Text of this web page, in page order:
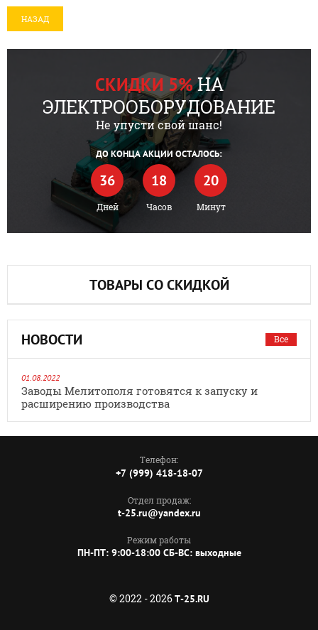
НАЗАД
СКИДКИ 5%НА
ЭЛЕКТРООБОРУДОВАНИЕ
Не упусти свой шанс!
ДО КОНЦА АКЦИИ ОСТАЛОСЬ:
36
Дней
18
Часов
20
Минут
ТОВАРЫ СО СКИДКОЙ
НОВОСТИ Все
01.08.2022
Заводы Мелитополя готовятся к запуску и
расширению производства
Телефон:
+7 (999) 418-18-07
Отдел продаж:
t-25.ru@yandex.ru
Режим работы
ПН-ПТ: 9:00-18:00 СБ-ВС: выходные
© 2022 - 2026T-25.RU